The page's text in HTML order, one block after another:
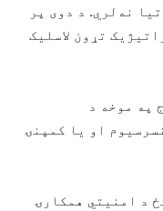
نه‌لري. د دوی پر
تړون لاسلیک
په موخه د
او یا کمپنۍ
د امنیتي همکارۍ